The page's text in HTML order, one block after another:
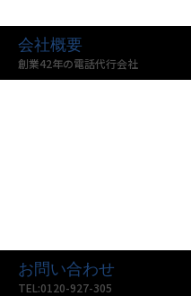
会社概要
創業42年の電話代行会社
お問い合わせ
TEL:0120-927-305